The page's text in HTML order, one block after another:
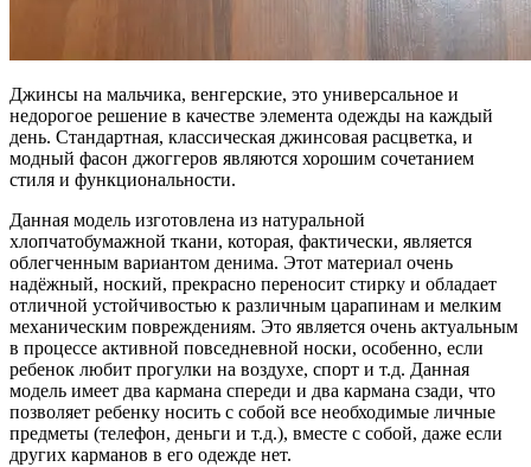
Джинсы на мальчика, венгерские, это универсальное и
недорогое решение в качестве элемента одежды на каждый
день. Стандартная, классическая джинсовая расцветка, и
модный фасон джоггеров являются хорошим сочетанием
стиля и функциональности.
Данная модель изготовлена из натуральной
хлопчатобумажной ткани, которая, фактически, является
облегченным вариантом денима. Этот материал очень
надёжный, ноский, прекрасно переносит стирку и обладает
отличной устойчивостью к различным царапинам и мелким
механическим повреждениям. Это является очень актуальным
в процессе активной повседневной носки, особенно, если
ребенок любит прогулки на воздухе, спорт и т.д. Данная
модель имеет два кармана спереди и два кармана сзади, что
позволяет ребенку носить с собой все необходимые личные
предметы (телефон, деньги и т.д.), вместе с собой, даже если
других карманов в его одежде нет.